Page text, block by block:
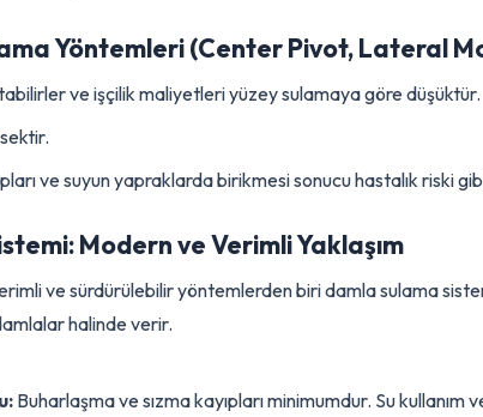
yöntemlerdir.
Yöntemleri (Center Pivot,
ve işçilik maliyetleri yüzey sulamaya göre
ve suyun yapraklarda birikmesi sonucu hastalık